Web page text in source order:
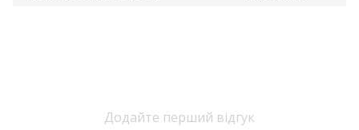
Додайте перший відгук